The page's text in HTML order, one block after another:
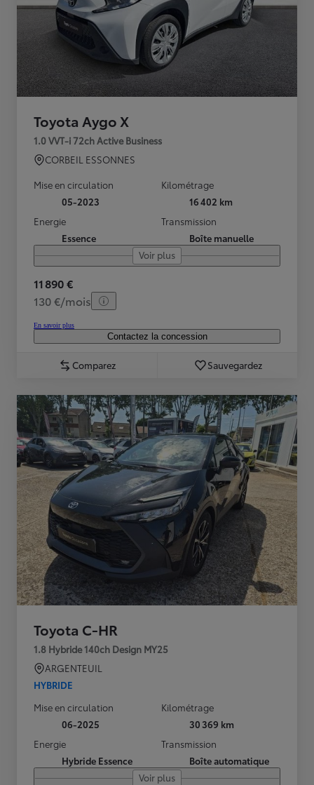
Toyota Aygo X
1.0 VVT-i 72ch Active Business
CORBEIL ESSONNES
Mise en circulation
05-2023
Kilométrage
16 402 km
Energie
Essence
Transmission
Boîte manuelle
Voir plus
11 890 €
130 €/mois
En savoir plus
Contactez la concession
Comparez Sauvegardez
Toyota C-HR
1.8 Hybride 140ch Design MY25
ARGENTEUIL
HYBRIDE
Mise en circulation
06-2025
Kilométrage
30 369 km
Energie
Hybride Essence
Transmission
Boîte automatique
Voir plus